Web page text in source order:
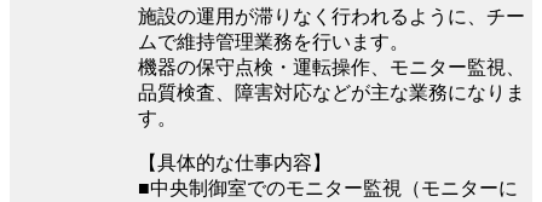
施設の運用が滞りなく行われるように、チー
ムで維持管理業務を行います。
機器の保守点検・運転操作、モニター監視、
品質検査、障害対応などが主な業務になりま
す。
【具体的な仕事内容】
■中央制御室でのモニター監視（モニターに